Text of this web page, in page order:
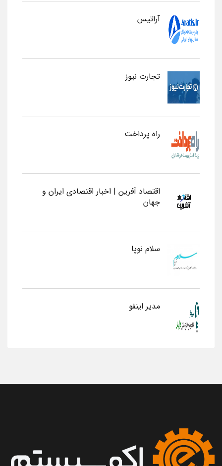
آراتیس
تجارت نیوز
راه پرداخت
اقتصاد آفرین | اخبار اقتصادی ایران و
جهان
سلام نوپا
مدیر اینفو